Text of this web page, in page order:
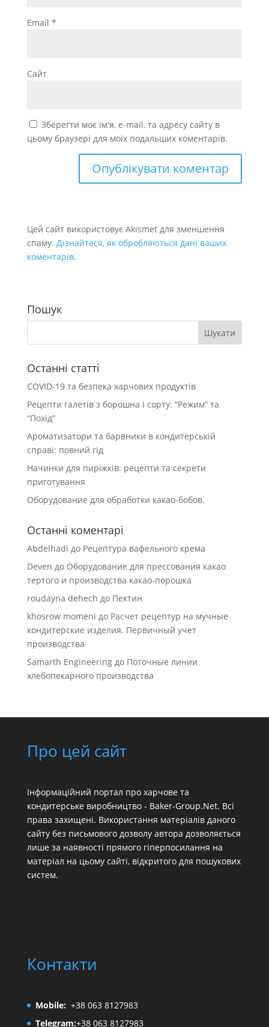
Email *
Сайт
Зберегти моє ім'я, e-mail, та адресу сайту в
цьому браузері для моїх подальших коментарів.
Цей сайт використовує Akismet для зменшення
спаму. Дізнайтеся, як обробляються дані ваших
коментарів.
Пошук
Останні статті
COVID-19 та безпека харчових продуктів
Рецепти галетів з борошна І сорту: “Режим” та
“Похід”
Ароматизатори та барвники в кондитерській
справі: повний гід
Начинки для пиріжків: рецепти та секрети
приготування
Оборудование для обработки какао-бобов.
Останні коментарі
Abdelhadi до Рецептура вафельного крема
Deven до Оборудование для прессования какао
тертого и производства какао-порошка
roudayna dehech до Пектин
khosrow momeni до Расчет рецептур на мучные
кондитерские изделия. Первичный учет
производства
Samarth Engineeringдо Поточные линии
хлебопекарного производства
Про цей сайт
Інформаційний портал про харчове та
кондитерське виробництво - Baker-Group.Net. Всі
права захищені. Використання матеріалів даного
сайту без письмового дозволу автора дозволяється
лише за наявності прямого гіперпосилання на
матеріал на цьому сайті, відкритого для пошукових
систем.
Контакти
Mobile: +38 063 8127983
Telegram:+38 063 8127983